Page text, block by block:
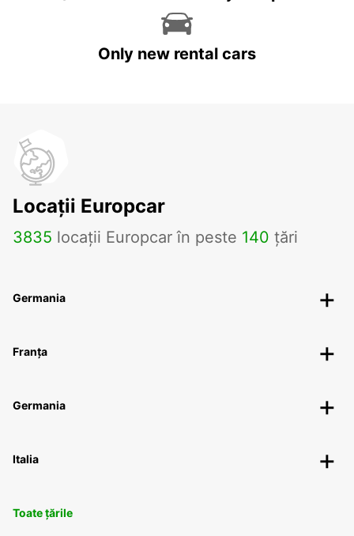
Only new rental cars
Locații Europcar
3835 locații Europcar în peste 140 țări
Germania
Franța
Germania
Italia
Toate țările